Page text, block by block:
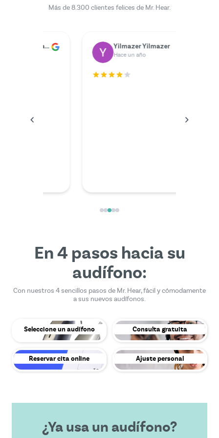
Más de 8.300 clientes felices de Mr. Hear.
Yilmazer Yilmazer
Hace un año
En 4 pasos hacia su
audífono:
Con nuestros 4 sencillos pasos de Mr. Hear, fácil y cómodamente
a sus nuevos audífonos.
Seleccione un audífono Consulta gratuita
Reservar cita online Ajuste personal
¿Ya usa un audífono?